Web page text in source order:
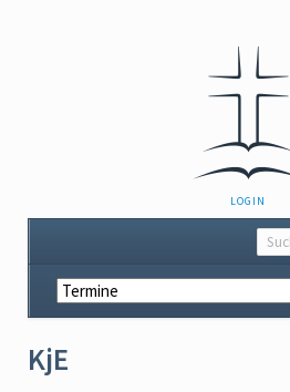
NAVIGATION
LOGIN
Navigation
überspringen
KjE